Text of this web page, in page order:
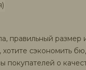
правильный размер
сэкономить
о